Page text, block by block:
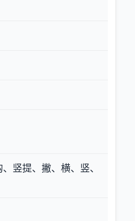
竖提、撇、横、竖、